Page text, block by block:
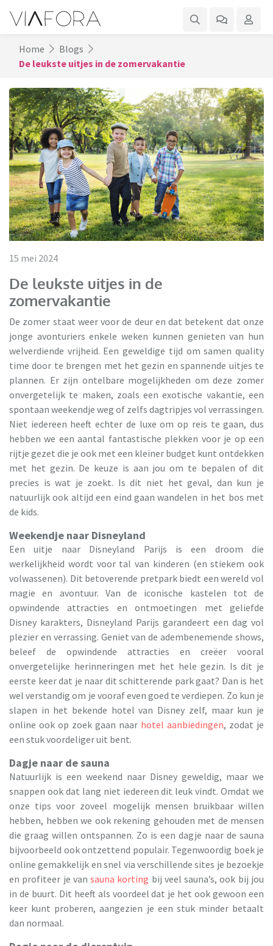
Home
Blogs
De leukste uitjes in de zomervakantie
15 mei 2024
De leukste uitjes in de
zomervakantie
De zomer staat weer voor de deur en dat betekent dat onze
jonge avonturiers enkele weken kunnen genieten van hun
welverdiende vrijheid. Een geweldige tijd om samen quality
time door te brengen met het gezin en spannende uitjes te
plannen. Er zijn ontelbare mogelijkheden om deze zomer
onvergetelijk te maken, zoals een exotische vakantie, een
spontaan weekendje weg of zelfs dagtripjes vol verrassingen.
Niet iedereen heeft echter de luxe om op reis te gaan, dus
hebben we een aantal fantastische plekken voor je op een
rijtje gezet die je ook met een kleiner budget kunt ontdekken
met het gezin. De keuze is aan jou om te bepalen of dit
precies is wat je zoekt. Is dit niet het geval, dan kun je
natuurlijk ook altijd een eind gaan wandelen in het bos met
de kids.
Weekendje naar Disneyland
Een uitje naar Disneyland Parijs is een droom die
werkelijkheid wordt voor tal van kinderen (en stiekem ook
volwassenen). Dit betoverende pretpark biedt een wereld vol
magie en avontuur. Van de iconische kastelen tot de
opwindende attracties en ontmoetingen met geliefde
Disney karakters, Disneyland Parijs garandeert een dag vol
plezier en verrassing. Geniet van de adembenemende shows,
beleef de opwindende attracties en creëer vooral
onvergetelijke herinneringen met het hele gezin. Is dit je
eerste keer dat je naar dit schitterende park gaat? Dan is het
wel verstandig om je vooraf even goed te verdiepen. Zo kun je
slapen in het bekende hotel van Disney zelf, maar kun je
online ook op zoek gaan naar hotel aanbiedingen, zodat je
een stuk voordeliger uit bent.
Dagje naar de sauna
Natuurlijk is een weekend naar Disney geweldig, maar we
snappen ook dat lang niet iedereen dit leuk vindt. Omdat we
onze tips voor zoveel mogelijk mensen bruikbaar willen
hebben, hebben we ook rekening gehouden met de mensen
die graag willen ontspannen. Zo is een dagje naar de sauna
bijvoorbeeld ook ontzettend populair. Tegenwoordig boek je
online gemakkelijk en snel via verschillende sites je bezoekje
en profiteer je vansauna korting bij veel sauna’s, ook bij jou
in de buurt. Dit heeft als voordeel dat je het ook gewoon een
keer kunt proberen, aangezien je een stuk minder betaalt
dan normaal.